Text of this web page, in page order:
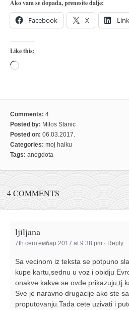
sai
timbei rochin
članarina
kontakt
besplatna e-knjiga
moja priča
moja priča
fotke
kontakt
Ћир
Ako vam se dopada, prenesite dalje:
Facebook X
Like this:
Loading…
Comments: 4
Posted by: Milos Stanic
Posted on: 06.03.2017.
Categories: moj haiku
Tags: anegdota
4 COMMENTS
ljiljana
7th септембар 2017 at 9:38 pm · Reply
Sa vecinom iz teksta se potpuno
kupe kartu,sednu u voz i obidju
onakve kakve se ovde prikazuju,tj
Sve je naravno drugacije ako ste
proputovanju.Tada cete uzivati i